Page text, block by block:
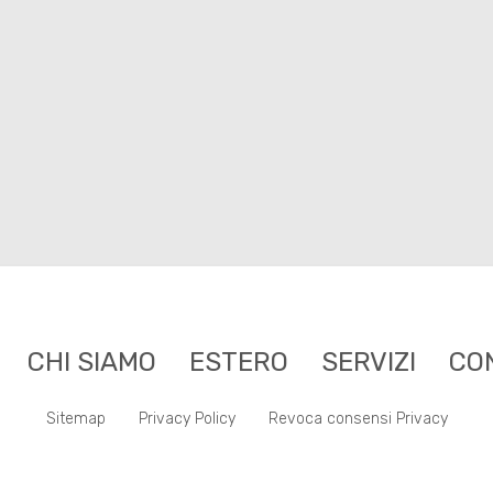
CHI SIAMO ESTERO SERVIZI
Sitemap Privacy Policy Revoca consensi Privacy